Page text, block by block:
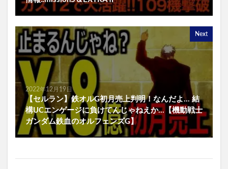
Next
2022年12月19日
【セルラン】鉄オルG初月売上判明！なんだよ… 結
構UCエンゲージに負けてんじゃねえか…【機動戦士
ガンダム鉄血のオルフェンズG】